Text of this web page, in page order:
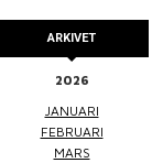
ARKIVET
2026
JANUARI
FEBRUARI
MARS